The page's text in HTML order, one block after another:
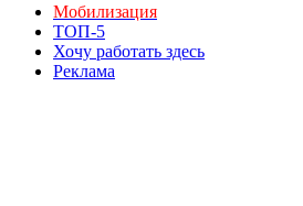
Мобилизация
ТОП-5
Хочу работать здесь
Реклама